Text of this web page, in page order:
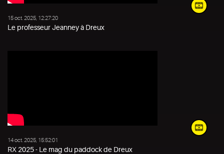
15 oct. 2025, 12:27:20
Le professeur Jeanney à Dreux
14 oct. 2025, 15:52:01
RX 2025 - Le mag du paddock de Dreux